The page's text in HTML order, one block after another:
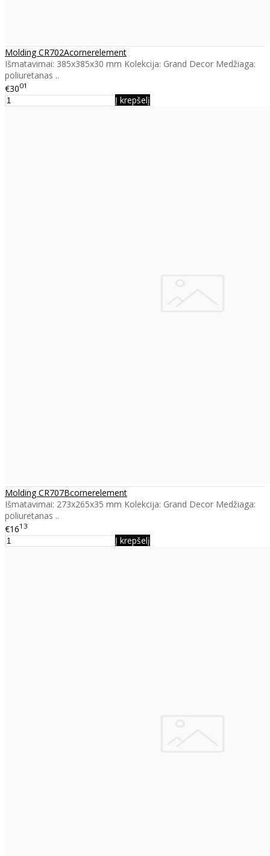
Molding CR702Acornerelement
Išmatavimai: 385x385x30 mm Kolekcija: Grand Decor Medžiaga:
poliuretanas ..
€3001
Į krepšelį
Molding CR707Bcornerelement
Išmatavimai: 273x265x35 mm Kolekcija: Grand Decor Medžiaga:
poliuretanas ..
€1613
Į krepšelį